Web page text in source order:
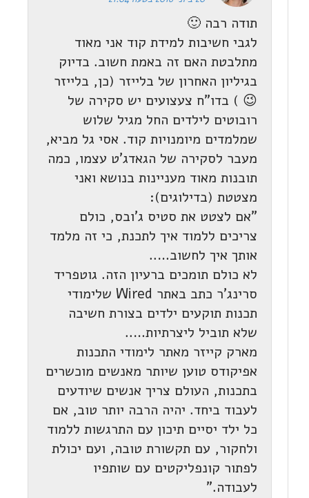
תודה רבה 🙂
לגבי חשיבות למידת קוד אני מאוד
מתלבטת האם זה באמת חשוב. בדיוק
בגיליון האחרון של בלייזר (כן, בלייזר
😉 ) בדו"ח צעצועים יש סקירה של
רובוטים לילדים החל מגיל שלוש
שמלמדים מיומנויות קוד. אסי גל מביא,
מעבר לסקירה של הגאדג'ט עצמו, כמה
תובנות מאוד מעניינות בנושא ואני
מצטטת (בדילוגים):
"אם לצטט את סטיס ג'ובס, כולם
צריכים ללמוד איך לתכנת, כי זה מלמד
אותך איך לחשוב…..
לא כולם תומכים ברעיון הזה. גוטפריד
סרינג'ר כתב באתר Wired שלימודי
תכנות תוקעים ילדים בצורת חשיבה
שלא תוביל ליצרתיות…..
מארק קייזר מאתר לימודי התכנות
אפיקודס טוען שיותר מאנשים מוכשרים
בתכנות, העולם צריך אנשים שיודעים
לעבוד ביחד. יהיה הרבה יותר טוב, אם
כל ילד יסיים תיכון עם התרגשות ללמוד
ולחקור, עם תקשורת טובה, ועם יכולת
לפתור קונפליקטים עם שותפיו
לעבודה."